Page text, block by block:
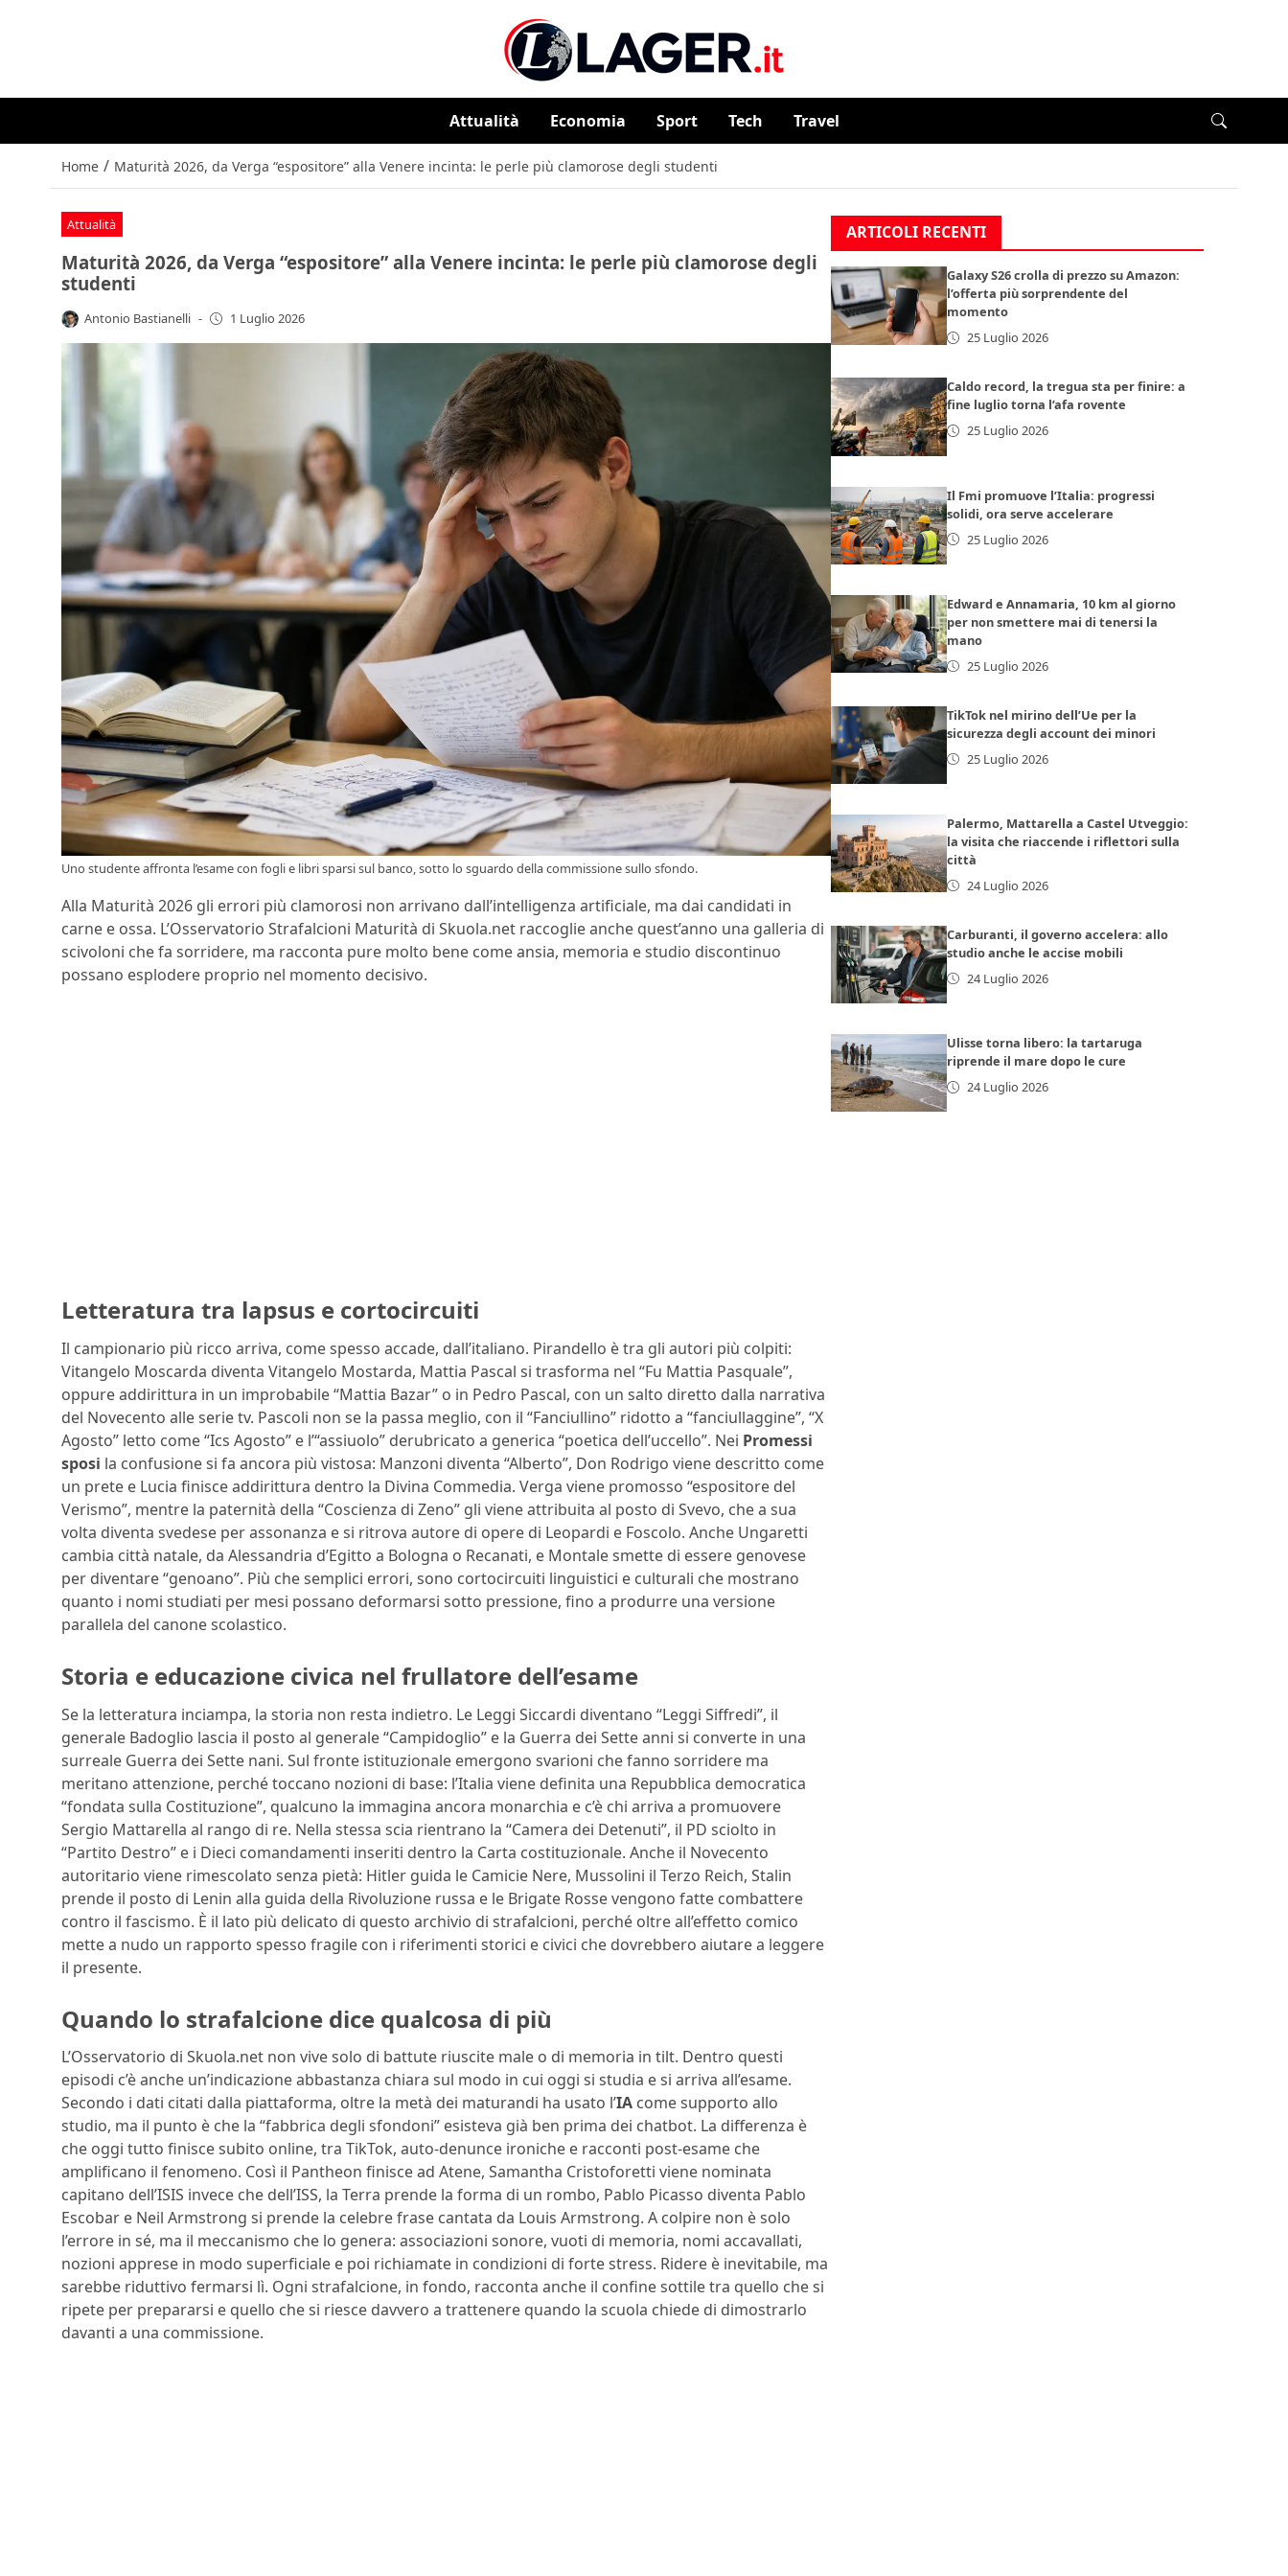
Attualità ⁠⁠Economia Sport Tech Travel
Home / Maturità 2026, da Verga “espositore” alla Venere incinta: le perle più clamorose degli studenti
Attualità
Maturità 2026, da Verga “espositore” alla Venere incinta: le perle più clamorose degli
studenti
Antonio Bastianelli - 1 Luglio 2026
Uno studente affronta l’esame con fogli e libri sparsi sul banco, sotto lo sguardo della commissione sullo sfondo.
Alla Maturità 2026 gli errori più clamorosi non arrivano dall’intelligenza artificiale, ma dai candidati in
carne e ossa. L’Osservatorio Strafalcioni Maturità di Skuola.net raccoglie anche quest’anno una galleria di
scivoloni che fa sorridere, ma racconta pure molto bene come ansia, memoria e studio discontinuo
possano esplodere proprio nel momento decisivo.
Letteratura tra lapsus e cortocircuiti
Il campionario più ricco arriva, come spesso accade, dall’italiano. Pirandello è tra gli autori più colpiti:
Vitangelo Moscarda diventa Vitangelo Mostarda, Mattia Pascal si trasforma nel “Fu Mattia Pasquale”,
oppure addirittura in un improbabile “Mattia Bazar” o in Pedro Pascal, con un salto diretto dalla narrativa
del Novecento alle serie tv. Pascoli non se la passa meglio, con il “Fanciullino” ridotto a “fanciullaggine”, “X
Agosto” letto come “Ics Agosto” e l’“assiuolo” derubricato a generica “poetica dell’uccello”. Nei Promessi
sposi la confusione si fa ancora più vistosa: Manzoni diventa “Alberto”, Don Rodrigo viene descritto come
un prete e Lucia finisce addirittura dentro la Divina Commedia. Verga viene promosso “espositore del
Verismo”, mentre la paternità della “Coscienza di Zeno” gli viene attribuita al posto di Svevo, che a sua
volta diventa svedese per assonanza e si ritrova autore di opere di Leopardi e Foscolo. Anche Ungaretti
cambia città natale, da Alessandria d’Egitto a Bologna o Recanati, e Montale smette di essere genovese
per diventare “genoano”. Più che semplici errori, sono cortocircuiti linguistici e culturali che mostrano
quanto i nomi studiati per mesi possano deformarsi sotto pressione, fino a produrre una versione
parallela del canone scolastico.
Storia e educazione civica nel frullatore dell’esame
Se la letteratura inciampa, la storia non resta indietro. Le Leggi Siccardi diventano “Leggi Siffredi”, il
generale Badoglio lascia il posto al generale “Campidoglio” e la Guerra dei Sette anni si converte in una
surreale Guerra dei Sette nani. Sul fronte istituzionale emergono svarioni che fanno sorridere ma
meritano attenzione, perché toccano nozioni di base: l’Italia viene definita una Repubblica democratica
“fondata sulla Costituzione”, qualcuno la immagina ancora monarchia e c’è chi arriva a promuovere
Sergio Mattarella al rango di re. Nella stessa scia rientrano la “Camera dei Detenuti”, il PD sciolto in
“Partito Destro” e i Dieci comandamenti inseriti dentro la Carta costituzionale. Anche il Novecento
autoritario viene rimescolato senza pietà: Hitler guida le Camicie Nere, Mussolini il Terzo Reich, Stalin
prende il posto di Lenin alla guida della Rivoluzione russa e le Brigate Rosse vengono fatte combattere
contro il fascismo. È il lato più delicato di questo archivio di strafalcioni, perché oltre all’effetto comico
mette a nudo un rapporto spesso fragile con i riferimenti storici e civici che dovrebbero aiutare a leggere
il presente.
Quando lo strafalcione dice qualcosa di più
L’Osservatorio di Skuola.net non vive solo di battute riuscite male o di memoria in tilt. Dentro questi
episodi c’è anche un’indicazione abbastanza chiara sul modo in cui oggi si studia e si arriva all’esame.
Secondo i dati citati dalla piattaforma, oltre la metà dei maturandi ha usato l’IA come supporto allo
studio, ma il punto è che la “fabbrica degli sfondoni” esisteva già ben prima dei chatbot. La differenza è
che oggi tutto finisce subito online, tra TikTok, auto-denunce ironiche e racconti post-esame che
amplificano il fenomeno. Così il Pantheon finisce ad Atene, Samantha Cristoforetti viene nominata
capitano dell’ISIS invece che dell’ISS, la Terra prende la forma di un rombo, Pablo Picasso diventa Pablo
Escobar e Neil Armstrong si prende la celebre frase cantata da Louis Armstrong. A colpire non è solo
l’errore in sé, ma il meccanismo che lo genera: associazioni sonore, vuoti di memoria, nomi accavallati,
nozioni apprese in modo superficiale e poi richiamate in condizioni di forte stress. Ridere è inevitabile, ma
sarebbe riduttivo fermarsi lì. Ogni strafalcione, in fondo, racconta anche il confine sottile tra quello che si
ripete per prepararsi e quello che si riesce davvero a trattenere quando la scuola chiede di dimostrarlo
davanti a una commissione.
ARTICOLI RECENTI
Galaxy S26 crolla di prezzo su Amazon:
l’offerta più sorprendente del
momento
25 Luglio 2026
Caldo record, la tregua sta per finire: a
fine luglio torna l’afa rovente
25 Luglio 2026
Il Fmi promuove l’Italia: progressi
solidi, ora serve accelerare
25 Luglio 2026
Edward e Annamaria, 10 km al giorno
per non smettere mai di tenersi la
mano
25 Luglio 2026
TikTok nel mirino dell’Ue per la
sicurezza degli account dei minori
25 Luglio 2026
Palermo, Mattarella a Castel Utveggio:
la visita che riaccende i riflettori sulla
città
24 Luglio 2026
Carburanti, il governo accelera: allo
studio anche le accise mobili
24 Luglio 2026
Ulisse torna libero: la tartaruga
riprende il mare dopo le cure
24 Luglio 2026